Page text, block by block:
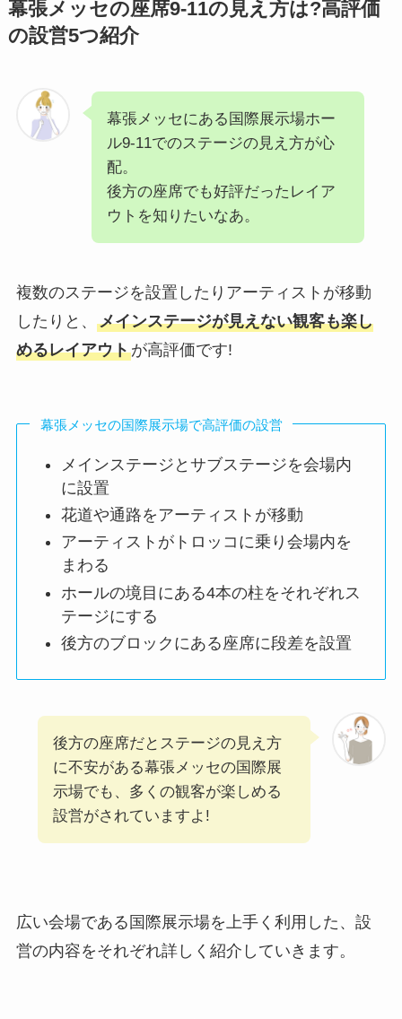
幕張メッセの座席9-11の見え方は?高評価
の設営5つ紹介
幕張メッセにある国際展示場ホー
ル9-11でのステージの見え方が心
配。
後方の座席でも好評だったレイア
ウトを知りたいなあ。
複数のステージを設置したりアーティストが移動
したりと、 メインステージが見えない観客も楽し
めるレイアウトが高評価です!
幕張メッセの国際展示場で高評価の設営
メインステージとサブステージを会場内
に設置
花道や通路をアーティストが移動
アーティストがトロッコに乗り会場内を
まわる
ホールの境目にある4本の柱をそれぞれス
テージにする
後方のブロックにある座席に段差を設置
後方の座席だとステージの見え方
に不安がある幕張メッセの国際展
示場でも、多くの観客が楽しめる
設営がされていますよ!
広い会場である国際展示場を上手く利用した、設
営の内容をそれぞれ詳しく紹介していきます。